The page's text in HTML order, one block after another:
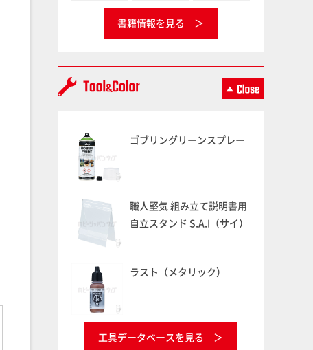
書籍情報を見る
ゴブリングリーンスプレー
職人堅気 組み立て説明書用
自立スタンド S.A.I（サイ）
ラスト（メタリック）
工具データベースを見る